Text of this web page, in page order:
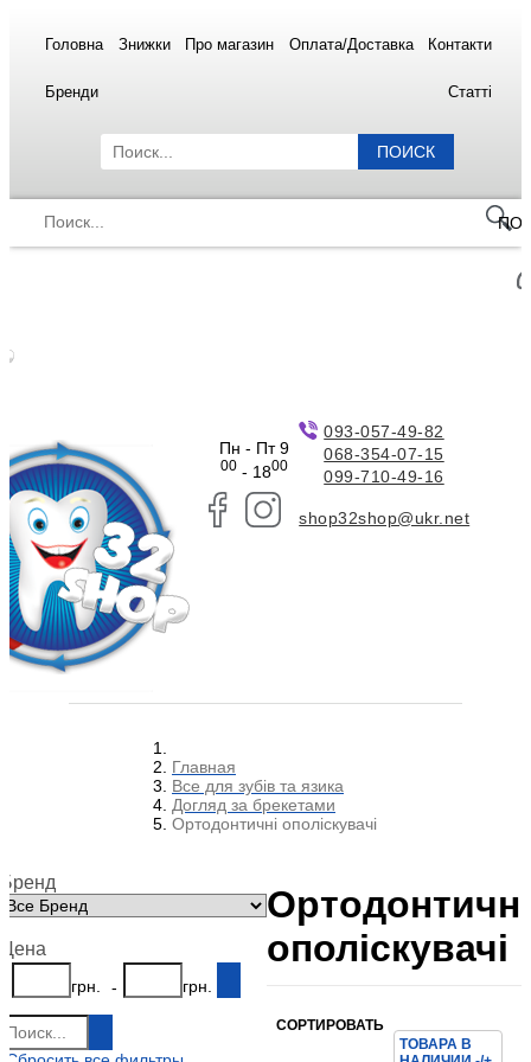
Головна Знижки Про магазин Оплата/Доставка Контакти
Бренди Статті
ПОИСК
Пн - Пт 9
00- 1800
093-057-49-82
068-354-07-15
099-710-49-16
shop32shop@ukr.net
Главная
Все для зубів та язика
Догляд за брекетами
Ортодонтичні ополіскувачі
Бренд
Цена
грн. - грн.
Ортодонтичні
ополіскувачі
СОРТИРОВАТЬ
ТОВАРА В